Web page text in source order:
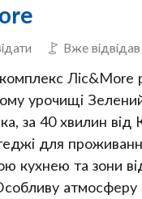
Вже відвідав
Ліс&More
урочищі
за 40 хвилин від
для
кухнею та зони
атмосферу